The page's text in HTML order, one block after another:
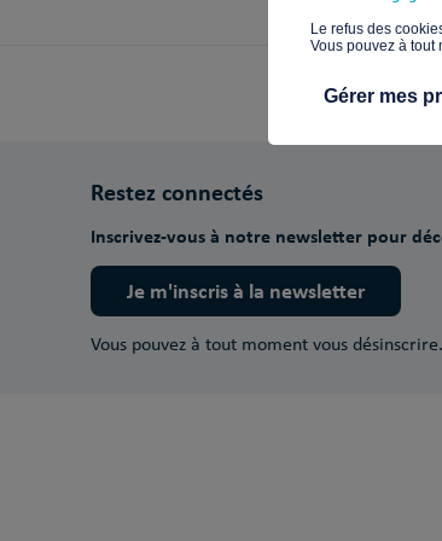
Restez connectés
Inscrivez-vous à notre newsletter pour
Je m'inscris à la newsletter
Vous pouvez à tout moment vous désinscrire.
​Le refus des
Vous pouvez à tout
Gérer mes